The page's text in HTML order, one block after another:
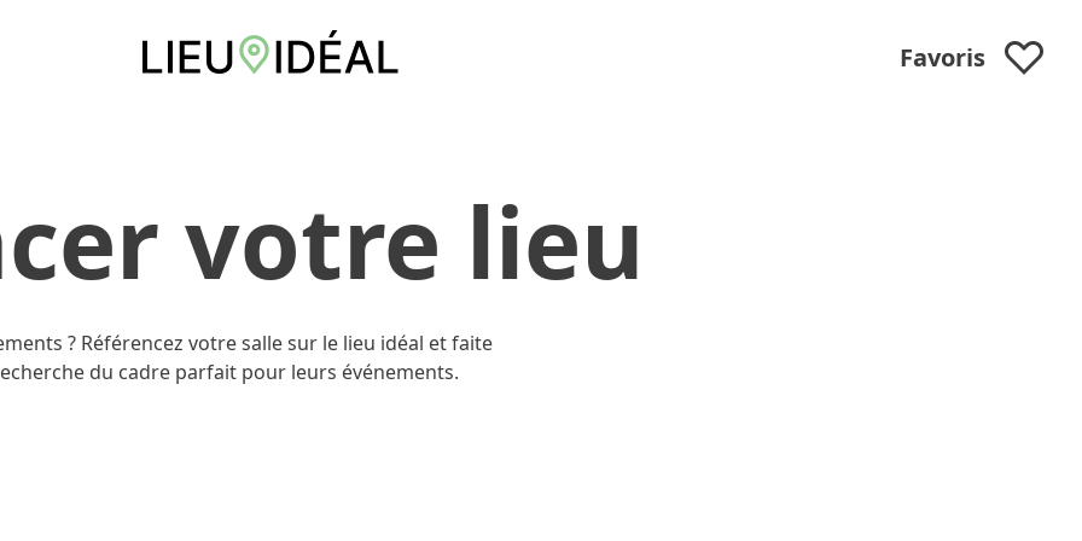
Favoris
votre lieu
? Référencez votre salle sur le lieu idéal et faite
du cadre parfait pour leurs événements.